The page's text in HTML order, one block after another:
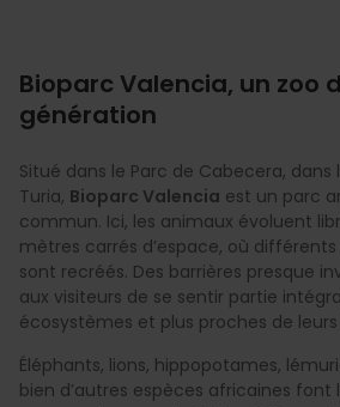
Bioparc Valencia, un zoo
génération
Situé dans le Parc de Cabecera, dans
Turia, Bioparc Valencia est un parc
commun. Ici, les animaux évoluent
mètres carrés d’espace, où
sont recréés. Des barrières presque
aux visiteurs de se sentir partie
écosystèmes et plus proches de
Éléphants, lions, hippopotames,
bien d’autres espèces africaines